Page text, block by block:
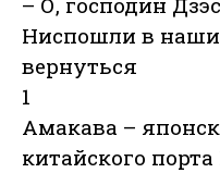
Ниспошли в наши
вернуться
1
Амакава –
китайского